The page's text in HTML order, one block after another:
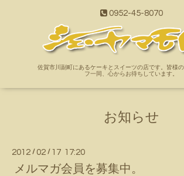
0952-45-8070
佐賀市川副町にあるケーキとスイーツの店です。皆様
フ一同、心からお待ちしています。
お知らせ
2012 / 02 / 17 17:20
メルマガ会員を募集中。